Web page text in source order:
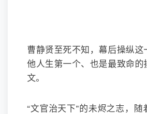
曹静贤至死不知，幕后操纵这
他人生第一个、也是最致命的
文。
“文官治天下”的未烬之志，随